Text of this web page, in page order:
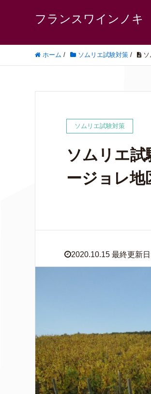
フランスワインノキ
ホーム / ソムリエ試験対策 /
ソムリエ試験対策
ソムリエ
ージョレ地
2020.10.15 最終更新